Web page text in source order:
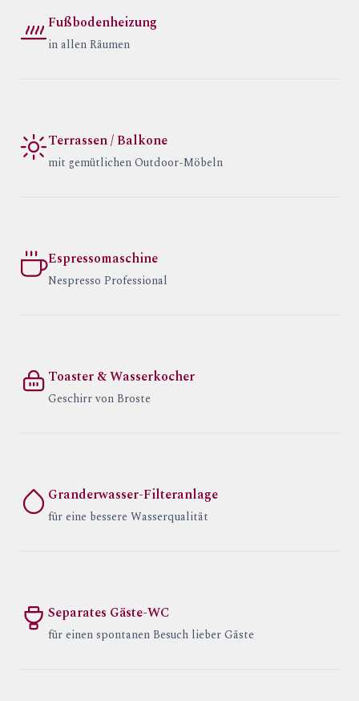
Fußbodenheizung
in allen Räumen
Terrassen / Balkone
mit gemütlichen Outdoor-Möbeln
Espressomaschine
Nespresso Professional
Toaster & Wasserkocher
Geschirr von Broste
Granderwasser-Filteranlage
für eine bessere Wasserqualität
Separates Gäste-WC
für einen spontanen Besuch lieber Gäste